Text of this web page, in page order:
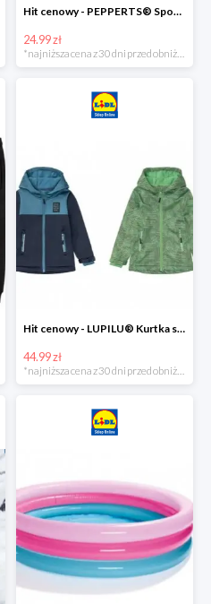
Hit cenowy - PEPPERTS® Spodnie dresowe dziewczęce, 1 para
24.99 zł
Hit cenowy - LUPILU® Kurtka softshell chłopięca, 1 sztuka
44.99 zł